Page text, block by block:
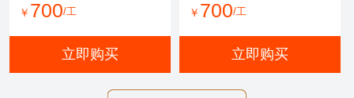
￥ 700/工
立即购买
￥ 700/工
立即购买